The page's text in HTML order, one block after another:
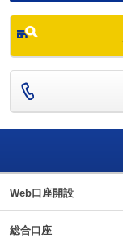
Web口座開設
総合口座